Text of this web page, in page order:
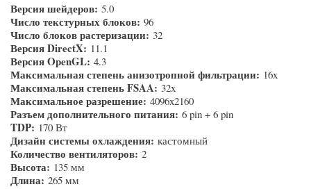
Версия шейдеров: 5.0
Число текстурных блоков: 96
Число блоков растеризации: 32
Версия DirectX: 11.1
Версия OpenGL: 4.3
Максимальная степень анизотропной фильтрации: 16x
Максимальная степень FSAA: 32x
Максимальное разрешение: 4096x2160
Разъем дополнительного питания: 6 pin + 6 pin
TDP: 170 Вт
Дизайн системы охлаждения: кастомный
Количество вентиляторов: 2
Высота: 135 мм
Длина: 265 мм